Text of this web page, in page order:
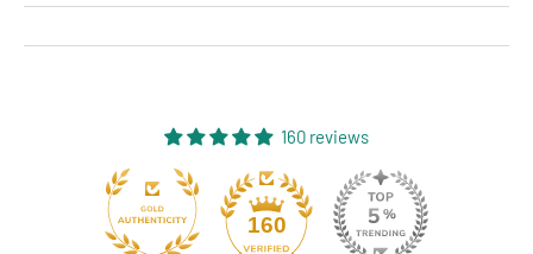
160 reviews
160